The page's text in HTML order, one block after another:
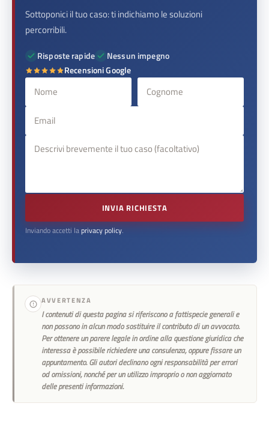
Sottoponici il tuo caso: ti indichiamo le soluzioni
percorribili.
Risposte rapide
Nessun impegno
Recensioni Google
INVIA RICHIESTA
Inviando accetti laprivacy policy.
AVVERTENZA
I contenuti di questa pagina si riferiscono a fattispecie generali e
non possono in alcun modo sostituire il contributo di un avvocato.
Per ottenere un parere legale in ordine alla questione giuridica che
interessa è possibile richiedere una consulenza, oppure fissare un
appuntamento. Gli autori declinano ogni responsabilità per errori
od omissioni, nonché per un utilizzo improprio o non aggiornato
delle presenti informazioni.